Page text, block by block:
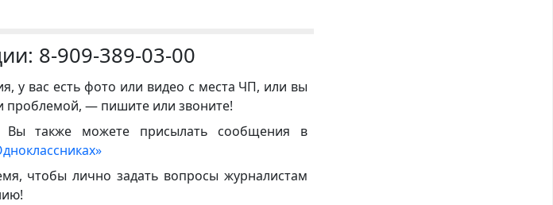
8-909-389-03-00
у вас есть фото или видео с места ЧП, или вы
проблемой, — пишите или звоните!
Вы также можете присылать сообщения в
чтобы лично задать вопросы журналистам